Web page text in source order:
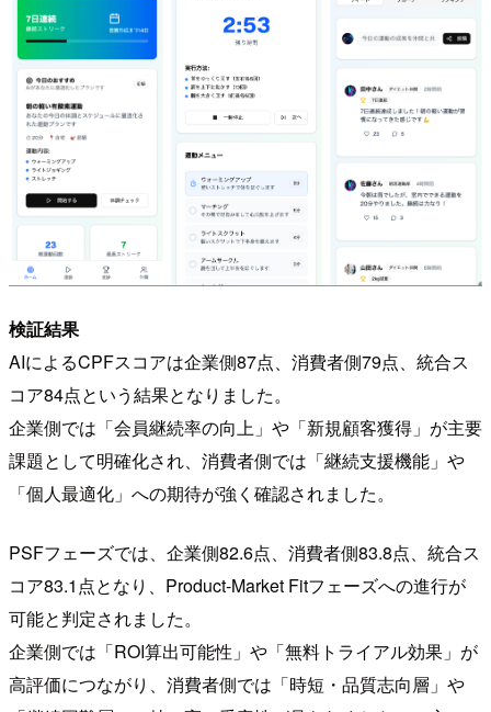
検証結果
AIによるCPFスコアは企業側87点、消費者側79点、統合ス
コア84点という結果となりました。
企業側では「会員継続率の向上」や「新規顧客獲得」が主要
課題として明確化され、消費者側では「継続支援機能」や
「個人最適化」への期待が強く確認されました。
PSFフェーズでは、企業側82.6点、消費者側83.8点、統合ス
コア83.1点となり、Product-Market Fitフェーズへの進行が
可能と判定されました。
企業側では「ROI算出可能性」や「無料トライアル効果」が
高評価につながり、消費者側では「時短・品質志向層」や